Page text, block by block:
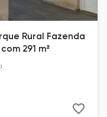
Rural Fazenda
291 m²